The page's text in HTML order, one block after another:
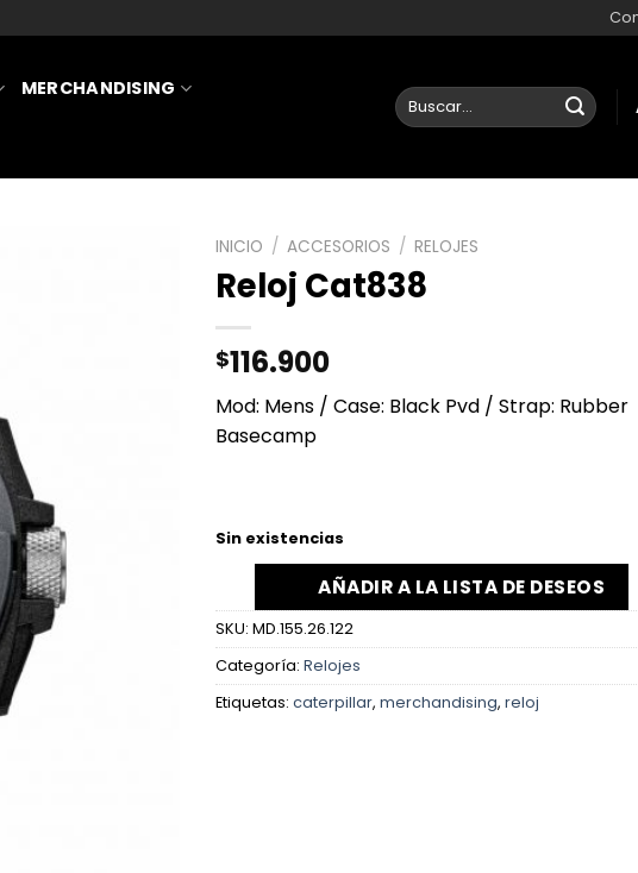
MERCHANDISING
INICIO / ACCESORIOS / RELOJES
Reloj Cat838
$116.900
Mod: Mens / Case: Black Pvd / Strap: Rubber
Basecamp
Sin existencias
AÑADIR A LA LISTA DE DESEOS
SKU: MD.155.26.122
Categoría: Relojes
Etiquetas: caterpillar, merchandising, reloj